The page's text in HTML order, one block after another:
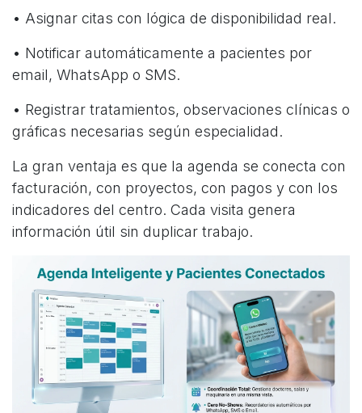
• Asignar citas con lógica de disponibilidad real.
• Notificar automáticamente a pacientes por
email, WhatsApp o SMS.
• Registrar tratamientos, observaciones clínicas o
gráficas necesarias según especialidad.
La gran ventaja es que la agenda se conecta con
facturación, con proyectos, con pagos y con los
indicadores del centro. Cada visita genera
información útil sin duplicar trabajo.